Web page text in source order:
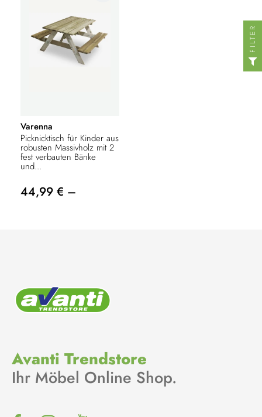
Varenna
Picknicktisch für Kinder aus
robusten Massivholz mit 2
fest verbauten Bänke
und...
44,99 € –
Avanti Trendstore
Ihr Möbel Online Shop.
FILTER